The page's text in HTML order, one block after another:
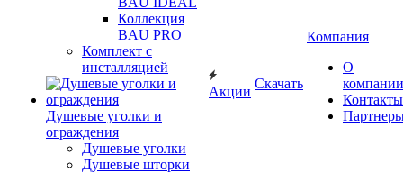
Коллекция
BAU PRO
Комплект с
инсталляцией
Душевые уголки и
ограждения
Душевые уголки
Душевые шторки
Акции
Скачать
Компания
О
компании
Контакты